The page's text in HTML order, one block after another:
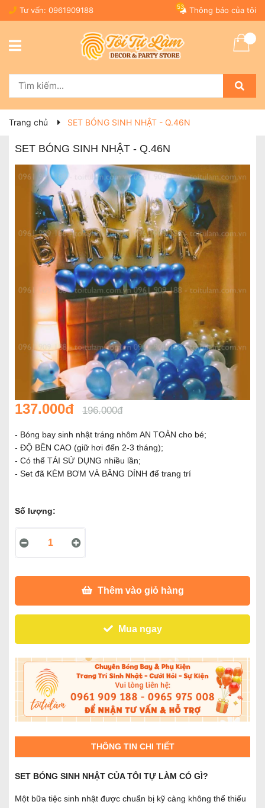
Tư vấn: 0961909188 Thông báo của tôi
53
Trang chủ SET BÓNG SINH NHẬT - Q.46N
SET BÓNG SINH NHẬT - Q.46N
137.000đ 196.000đ
- Bóng bay sinh nhật tráng nhôm AN TOÀN cho bé;
- ĐỘ BỀN CAO (giữ hơi đến 2-3 tháng);
- Có thể TÁI SỬ DỤNG nhiều lần;
- Set đã KÈM BƠM VÀ BĂNG DÍNH để trang trí
Số lượng:
Thêm vào giỏ hàng
Mua ngay
THÔNG TIN CHI TIẾT
SET BÓNG SINH NHẬT CỦA TÔI TỰ LÀM CÓ GÌ?
Một bữa tiệc sinh nhật được chuẩn bị kỹ càng không thể thiếu